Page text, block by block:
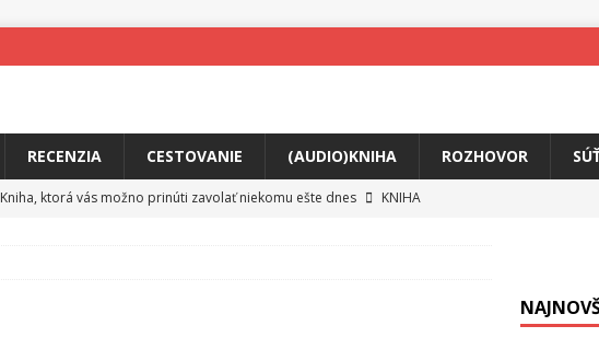
RECENZIA CESTOVANIE (AUDIO)KNIHA ROZHOVOR
Kniha, ktorá vás možno prinúti zavolať niekomu ešte dnes
KNIHA